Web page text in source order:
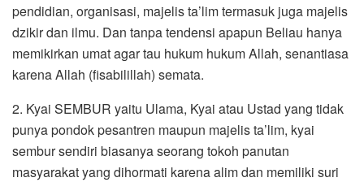
pendidian, organisasi, majelis ta’lim termasuk juga majelis
dzikir dan ilmu. Dan tanpa tendensi apapun Beliau hanya
memikirkan umat agar tau hukum hukum Allah, senantiasa
karena Allah (fisabilillah) semata.
2. Kyai SEMBUR yaitu Ulama, Kyai atau Ustad yang tidak
punya pondok pesantren maupun majelis ta’lim, kyai
sembur sendiri biasanya seorang tokoh panutan
masyarakat yang dihormati karena alim dan memiliki suri